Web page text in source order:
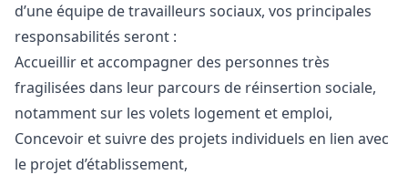
d’une équipe de travailleurs sociaux, vos principales
responsabilités seront :
Accueillir et accompagner des personnes très
fragilisées dans leur parcours de réinsertion sociale,
notamment sur les volets logement et emploi,
Concevoir et suivre des projets individuels en lien avec
le projet d’établissement,